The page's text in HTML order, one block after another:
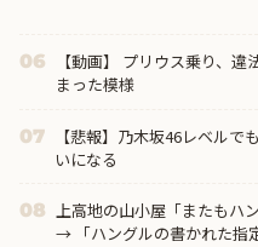
06
【動画】 プリウス乗り、
まった模様
07
【悲報】乃木坂46レベル
いになる
08 上高地の山小屋「またもハ
→ 「ハングルの書かれた指